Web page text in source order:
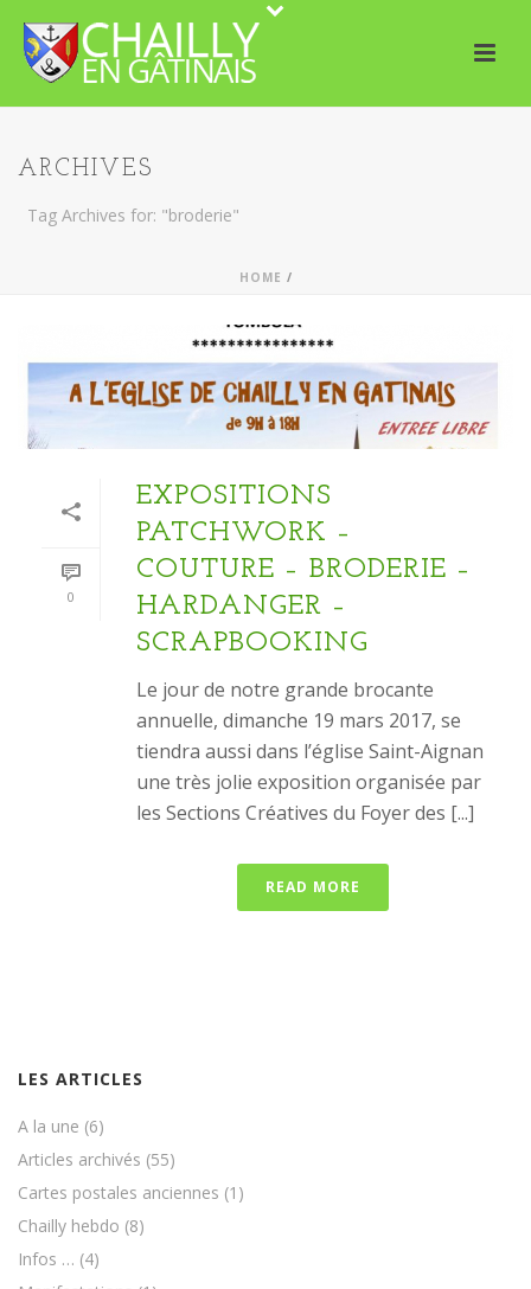
ARCHIVES
Tag Archives for: "broderie"
HOME /
0
EXPOSITIONS
PATCHWORK –
COUTURE – BRODERIE –
HARDANGER –
SCRAPBOOKING
Le jour de notre grande brocante
annuelle, dimanche 19 mars 2017, se
tiendra aussi dans l’église Saint-Aignan
une très jolie exposition organisée par
les Sections Créatives du Foyer des [...]
READ MORE
LES ARTICLES
A la une (6)
Articles archivés (55)
Cartes postales anciennes (1)
Chailly hebdo (8)
Infos … (4)